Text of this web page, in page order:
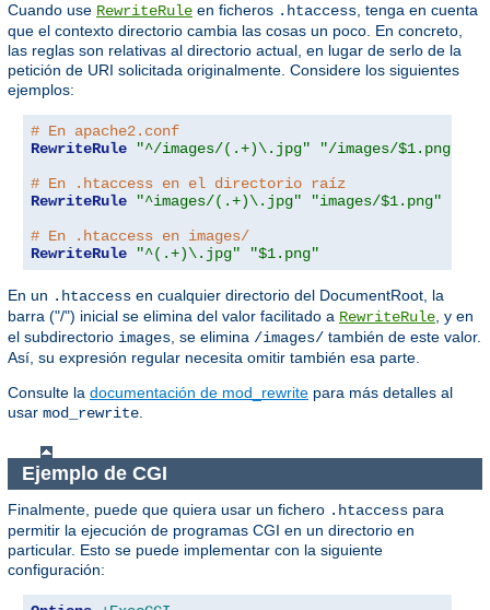
Cuando use RewriteRule en ficheros .htaccess, tenga en cuenta
que el contexto directorio cambia las cosas un poco. En concreto,
las reglas son relativas al directorio actual, en lugar de serlo de la
petición de URI solicitada originalmente. Considere los siguientes
ejemplos:
# En apache2.conf
RewriteRule
"^/images/(.+)\.jpg"
"/images/$1.png"
# En .htaccess en el directorio raíz
RewriteRule
"^images/(.+)\.jpg"
"images/$1.png"
# En .htaccess en images/
RewriteRule
"^(.+)\.jpg" "$1.png"
En un .htaccess en cualquier directorio del DocumentRoot, la
barra ("/") inicial se elimina del valor facilitado a RewriteRule, y en
el subdirectorio images, se elimina /images/ también de este valor.
Así, su expresión regular necesita omitir también esa parte.
Consulte la documentación de mod_rewrite para más detalles al
usar mod_rewrite.
Ejemplo de CGI
Finalmente, puede que quiera usar un fichero .htaccess para
permitir la ejecución de programas CGI en un directorio en
particular. Esto se puede implementar con la siguiente
configuración: